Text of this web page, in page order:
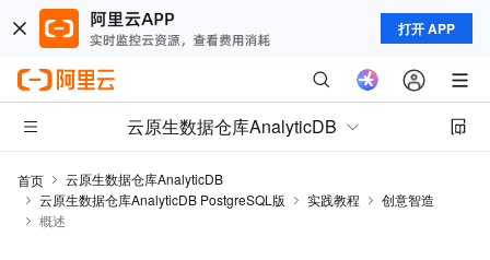
打开 APP
云原生数据仓库AnalyticDB
首页
云原生数据仓库AnalyticDB
云原生数据仓库AnalyticDB PostgreSQL版
实践教程
创意智造
概述